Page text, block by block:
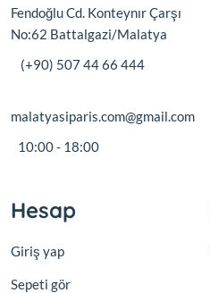
Fendoğlu Cd. Konteynır Çarşı
No:62 Battalgazi/Malatya
(+90) 507 44 66 444
malatyasiparis.com@gmail.com
10:00 - 18:00
Hesap
Giriş yap
Sepeti gör